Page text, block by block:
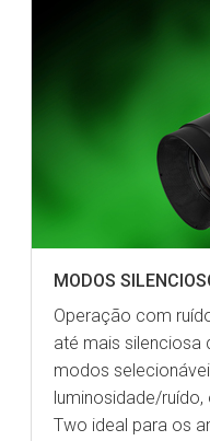
MODOS
Operação com
até mais silenciosa
modos
luminosidade/ruído,
Two ideal para os